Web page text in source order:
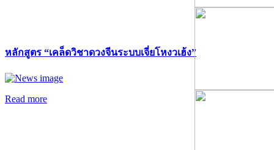
หลักสูตร “เคล็ดวิชาดวงจีนระบบเจี่ยโหงวเฮ้ง”
Read more